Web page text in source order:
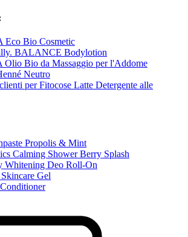
Bio Cosmetic
BALANCE Bodylotion
Bio da Massaggio per l'Addome
Neutro
per Fitocose Latte Detergente alle
Propolis & Mint
Calming Shower Berry Splash
Whitening Deo Roll-On
Gel